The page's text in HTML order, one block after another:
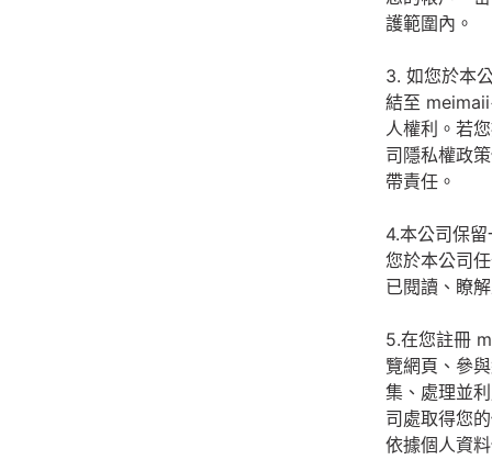
護範圍內。
3. 如您於本
結至
人權利。若
司隱私權政
帶責任。
4.本公司保
您於本公司
已閱讀、瞭
5.在您註冊
覽網頁、參
集、處理並
司處取得您
依據個人資